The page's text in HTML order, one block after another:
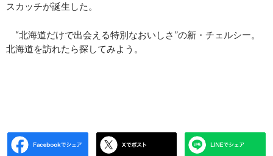
スカッチが誕生した。
“北海道だけで出会える特別なおいしさ”の新・チェルシー。
北海道を訪れたら探してみよう。